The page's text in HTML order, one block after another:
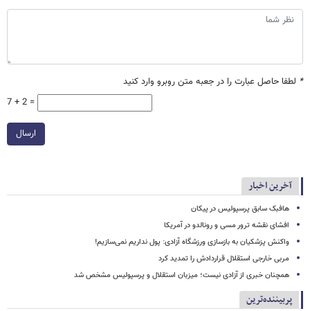
* لطفا حاصل عبارت را در جعبه متن روبرو وارد کنید
7 + 2 =
ارسال
آخرین اخبار
هافبک سابق پرسپولیس در پیکان
افشای نقشه ترور مسی و رونالدو در آمریکا
واکنش پزشکیان به بازسازی ورزشگاه آزادی: پول نداریم نمی‌سازیم!
مربی خارجی استقلال قراردادش را تمدید کرد
همچنان خبری از آزادی نیست؛ میزبان استقلال و پرسپولیس مشخص شد
پربیننده‌ترین